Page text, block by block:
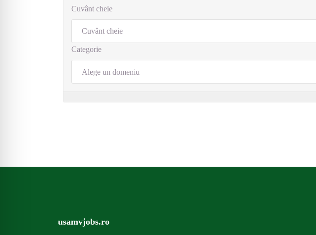
Cuvânt cheie
Categorie
Alege un domeniu
usamvjobs.ro